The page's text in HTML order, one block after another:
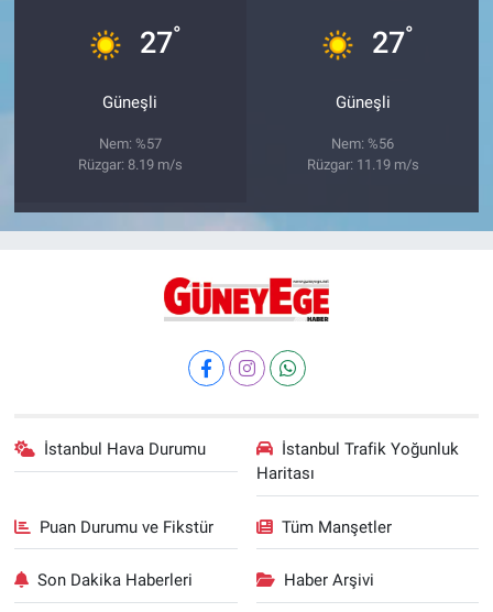
27°
Güneşli
Nem: %57
Rüzgar: 8.19 m/s
27°
Güneşli
Nem: %56
Rüzgar: 11.19 m/s
İstanbul Hava Durumu
İstanbul Trafik Yoğunluk
Haritası
Puan Durumu ve Fikstür Tüm Manşetler
Son Dakika Haberleri Haber Arşivi